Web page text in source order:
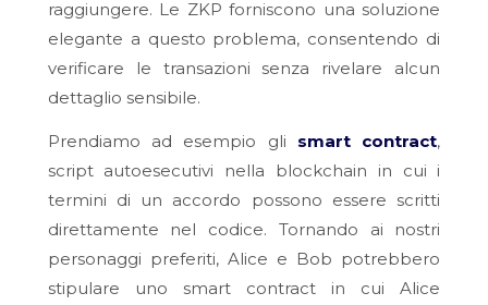
raggiungere. Le ZKP forniscono una soluzione
elegante a questo problema, consentendo di
verificare le transazioni senza rivelare alcun
dettaglio sensibile.
Prendiamo ad esempio gli smart contract,
script autoesecutivi nella blockchain in cui i
termini di un accordo possono essere scritti
direttamente nel codice. Tornando ai nostri
personaggi preferiti, Alice e Bob potrebbero
stipulare uno smart contract in cui Alice